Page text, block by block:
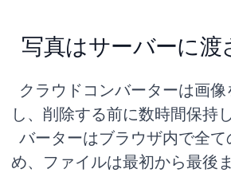
写真はサーバーに渡
クラウドコンバーターは画
し、削除する前に数時間保持
バーターはブラウザ内で全
め、ファイルは最初から最後